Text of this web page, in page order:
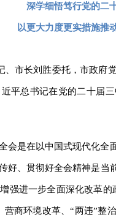
深学细悟笃行党的二
以更大力度更实措施推
、市长刘胜委托，市政府
平总书记在党的二十届
会是在以中国式现代化
好、贯彻好全会精神是
强进一步全面深化改革
营商环境改革、“两违”整